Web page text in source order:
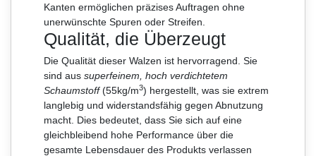
Kanten ermöglichen präzises Auftragen ohne
unerwünschte Spuren oder Streifen.
Qualität, die Überzeugt
Die Qualität dieser Walzen ist hervorragend. Sie
sind aus superfeinem, hoch verdichtetem
Schaumstoff(55kg/m3) hergestellt, was sie extrem
langlebig und widerstandsfähig gegen Abnutzung
macht. Dies bedeutet, dass Sie sich auf eine
gleichbleibend hohe Performance über die
gesamte Lebensdauer des Produkts verlassen